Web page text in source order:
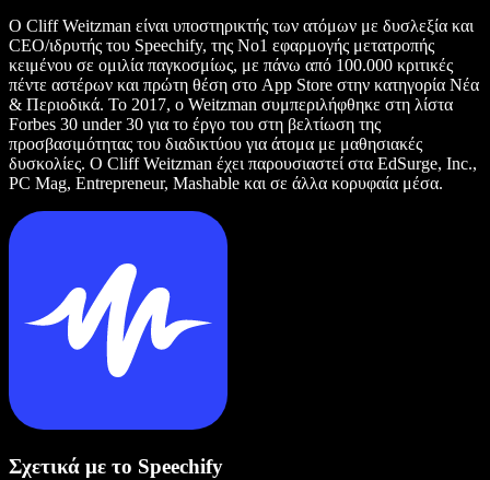
Ο Cliff Weitzman είναι υποστηρικτής των ατόμων με δυσλεξία και
CEO/ιδρυτής του Speechify, της Νο1 εφαρμογής μετατροπής
κειμένου σε ομιλία παγκοσμίως, με πάνω από 100.000 κριτικές
πέντε αστέρων και πρώτη θέση στο App Store στην κατηγορία Νέα
& Περιοδικά. Το 2017, ο Weitzman συμπεριλήφθηκε στη λίστα
Forbes 30 under 30 για το έργο του στη βελτίωση της
προσβασιμότητας του διαδικτύου για άτομα με μαθησιακές
δυσκολίες. Ο Cliff Weitzman έχει παρουσιαστεί στα EdSurge, Inc.,
PC Mag, Entrepreneur, Mashable και σε άλλα κορυφαία μέσα.
Σχετικά με το Speechify